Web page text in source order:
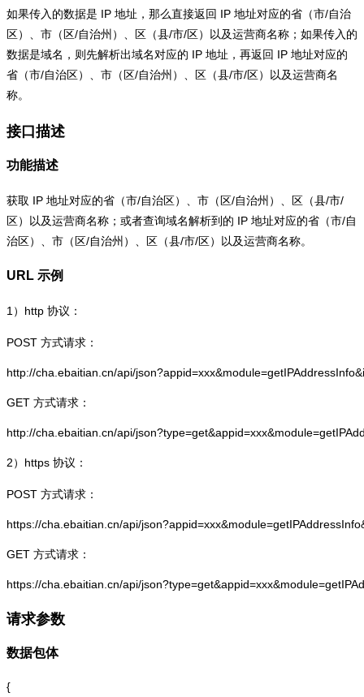
如果传入的数据是 IP 地址，那么直接返回 IP 地址对应的省（市/自治
区）、市（区/自治州）、区（县/市/区）以及运营商名称；如果传入的
数据是域名，则先解析出域名对应的 IP 地址，再返回 IP 地址对应的
省（市/自治区）、市（区/自治州）、区（县/市/区）以及运营商名
称。
接口描述
功能描述
获取 IP 地址对应的省（市/自治区）、市（区/自治州）、区（县/市/
区）以及运营商名称；或者查询域名解析到的 IP 地址对应的省（市/自
治区）、市（区/自治州）、区（县/市/区）以及运营商名称。
URL 示例
1） http 协议：
POST 方式请求：
http://cha.ebaitian.cn/api/
GET 方式请求：
http://cha.ebaitian.cn/api/
2） https 协议：
POST 方式请求：
https://cha.ebaitian.cn/api/
GET 方式请求：
https://cha.ebaitian.cn/api/
请求参数
数据包体
{